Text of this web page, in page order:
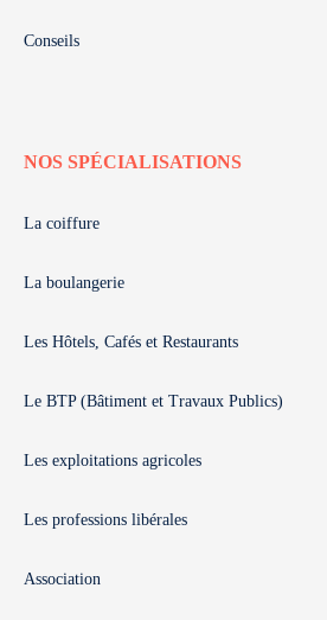
Conseils
NOS SPÉCIALISATIONS
La coiffure
La boulangerie
Les Hôtels, Cafés et Restaurants
Le BTP (Bâtiment et Travaux Publics)
Les exploitations agricoles
Les professions libérales
Association